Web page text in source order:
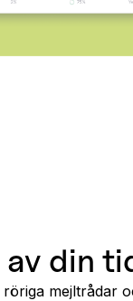
din
mejltrådar